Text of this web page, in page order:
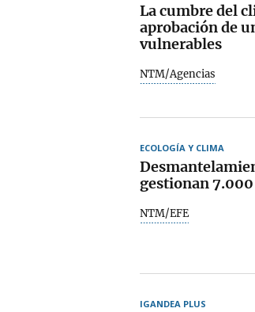
La cumbre del
aprobación de
vulnerables
NTM/Agencias
ECOLOGÍA Y CLIMA
gestionan
NTM/EFE
IGANDEA PLUS